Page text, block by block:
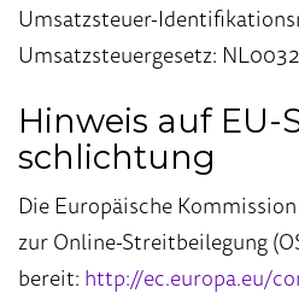
Umsatzsteuer-
Umsatzsteuergesetz:
Hinweis auf EU-
schlichtung
Die Europäische
zur Online-Streitbeilegung
bereit: http://ec.europa.eu/